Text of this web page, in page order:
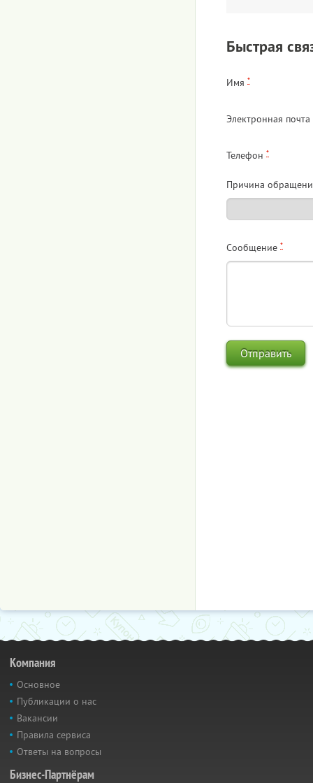
Быстрая
*
Имя
Электронная почта
*
Телефон
Причина
*
Сообщение
Компания
Основное
Публикации о нас
Вакансии
Правила сервиса
Ответы на вопросы
Бизнес-Партнёрам